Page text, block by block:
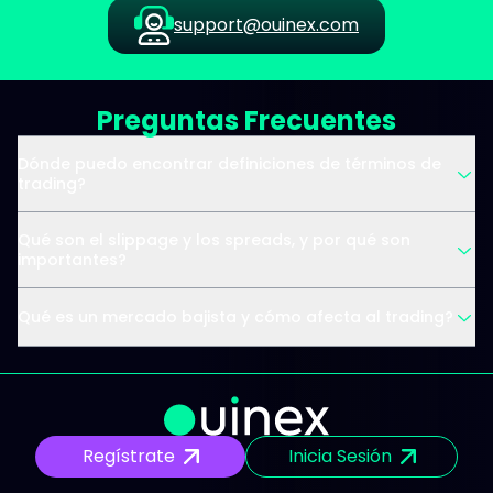
support@ouinex.com
Preguntas Frecuentes
Regístrate Inicia Sesión